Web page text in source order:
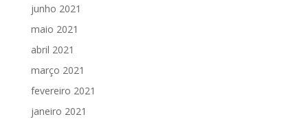
junho 2021
maio 2021
abril 2021
março 2021
fevereiro 2021
janeiro 2021